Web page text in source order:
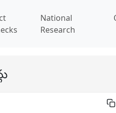
National
Research